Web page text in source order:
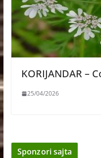
KORIJANDAR –
25/04/2026
Sponzori sajta